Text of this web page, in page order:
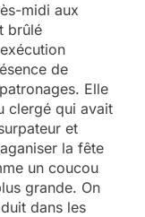
midi aux
brûlé
de
Elle
clergé qui avait
et
la fête
un coucou
grande. On
dans les